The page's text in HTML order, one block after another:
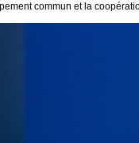
commun et la